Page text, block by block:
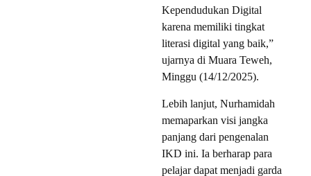
Kependudukan Digital
karena memiliki tingkat
literasi digital yang baik,”
ujarnya di Muara Teweh,
Minggu (14/12/2025).
Lebih lanjut, Nurhamidah
memaparkan visi jangka
panjang dari pengenalan
IKD ini. Ia berharap para
pelajar dapat menjadi garda